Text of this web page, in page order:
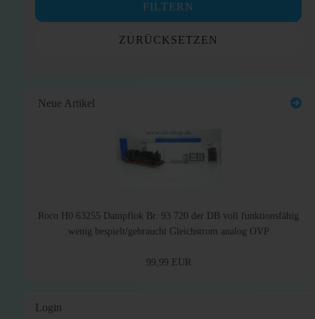
FILTERN
ZURÜCKSETZEN
Neue Artikel
Roco H0 63255 Dampflok Br. 93 720 der DB voll funktionsfähig
wenig bespielt/gebraucht Gleichstrom analog OVP
99,99 EUR
Login